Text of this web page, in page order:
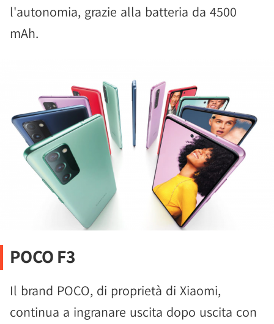
l'autonomia, grazie alla batteria da 4500
mAh.
POCO F3
Il brand POCO, di proprietà di Xiaomi,
continua a ingranare uscita dopo uscita con